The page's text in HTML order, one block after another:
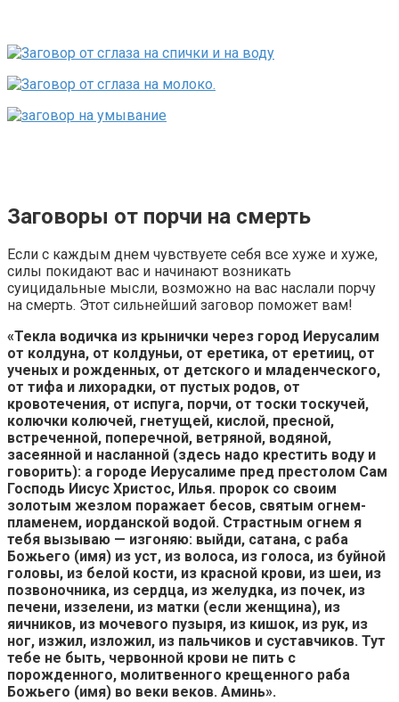
Заговоры от порчи на смерть
Если с каждым днем чувствуете себя все хуже и хуже,
силы покидают вас и начинают возникать
суицидальные мысли, возможно на вас наслали порчу
на смерть. Этот сильнейший заговор поможет вам!
«Текла водичка из крынички через город Иерусалим
от колдуна, от колдуньи, от еретика, от еретииц, от
ученых и рожденных, от детского и младенческого,
от тифа и лихорадки, от пустых родов, от
кровотечения, от испуга, порчи, от тоски тоскучей,
колючки колючей, гнетущей, кислой, пресной,
встреченной, поперечной, ветряной, водяной,
засеянной и насланной (здесь надо крестить воду и
говорить): а городе Иерусалиме пред престолом Сам
Господь Иисус Христос, Илья. пророк со своим
золотым жезлом поражает бесов, святым огнем-
пламенем, иорданской водой. Страстным огнем я
тебя вызываю — изгоняю: выйди, сатана, с раба
Божьего (имя) из уст, из волоса, из голоса, из буйной
головы, из белой кости, из красной крови, из шеи, из
позвоночника, из сердца, из желудка, из почек, из
печени, иззелени, из матки (если женщина), из
яичников, из мочевого пузыря, из кишок, из рук, из
ног, изжил, изложил, из пальчиков и суставчиков. Тут
тебе не быть, червонной крови не пить с
порожденного, молитвенного крещенного раба
Божьего (имя) во веки веков. Аминь».